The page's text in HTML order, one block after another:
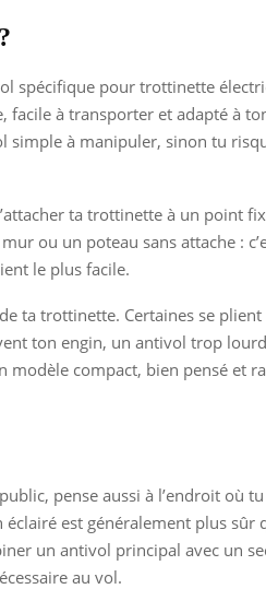
spécifique pour trottinette
facile à transporter et adapté à
simple à manipuler, sinon tu
ta trottinette à un point
ou un poteau sans attache :
le plus facile.
ta trottinette. Certaines se plient
ton engin, un antivol trop
modèle compact, bien pensé et
pense aussi à l’endroit où tu
est généralement plus sûr
un antivol principal avec un
au vol.